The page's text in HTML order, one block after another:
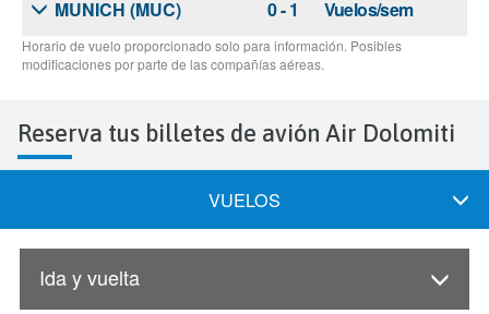
Reserva tus billetes de avión Air Dolomiti